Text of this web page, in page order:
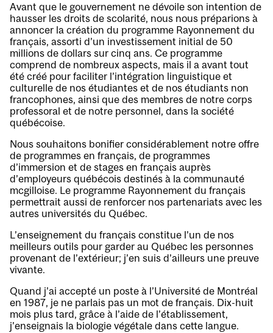
Avant que le gouvernement ne dévoile son intention de
hausser les droits de scolarité, nous nous préparions à
annoncer la création du programme Rayonnement du
français, assorti d’un investissement initial de 50
millions de dollars sur cinq ans. Ce programme
comprend de nombreux aspects, mais il a avant tout
été créé pour faciliter l’intégration linguistique et
culturelle de nos étudiantes et de nos étudiants non
francophones, ainsi que des membres de notre corps
professoral et de notre personnel, dans la société
québécoise.
Nous souhaitons bonifier considérablement notre offre
de programmes en français, de programmes
d’immersion et de stages en français auprès
d’employeurs québécois destinés à la communauté
mcgilloise. Le programme Rayonnement du français
permettrait aussi de renforcer nos partenariats avec les
autres universités du Québec.
L’enseignement du français constitue l’un de nos
meilleurs outils pour garder au Québec les personnes
provenant de l’extérieur; j’en suis d’ailleurs une preuve
vivante.
Quand j’ai accepté un poste à l’Université de Montréal
en 1987, je ne parlais pas un mot de français. Dix-huit
mois plus tard, grâce à l’aide de l’établissement,
j’enseignais la biologie végétale dans cette langue.